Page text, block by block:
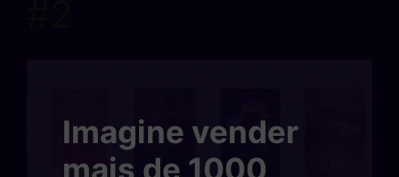
Imagine vender
mais de 1000